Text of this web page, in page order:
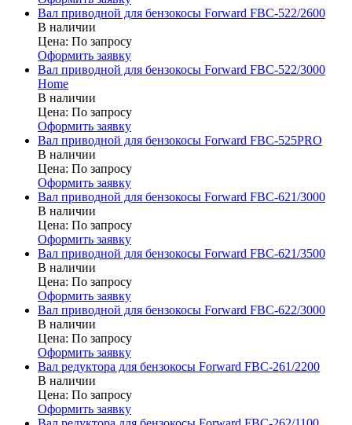
Вал приводной для бензокосы Forward FBC-522/2600
В наличии
Цена: По запросу
Оформить заявку
Вал приводной для бензокосы Forward FBC-522/3000
Home
В наличии
Цена: По запросу
Оформить заявку
Вал приводной для бензокосы Forward FBC-525PRO
В наличии
Цена: По запросу
Оформить заявку
Вал приводной для бензокосы Forward FBC-621/3000
В наличии
Цена: По запросу
Оформить заявку
Вал приводной для бензокосы Forward FBC-621/3500
В наличии
Цена: По запросу
Оформить заявку
Вал приводной для бензокосы Forward FBC-622/3000
В наличии
Цена: По запросу
Оформить заявку
Вал редуктора для бензокосы Forward FBC-261/2200
В наличии
Цена: По запросу
Оформить заявку